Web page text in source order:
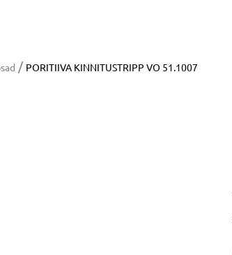
/ PORITIIVA KINNITUSTRIPP VO 51.1007